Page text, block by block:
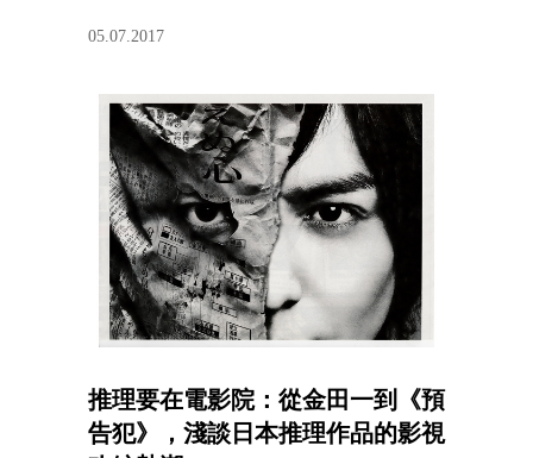
05.07.2017
推理要在電影院：從金田一到《預
告犯》，淺談日本推理作品的影視